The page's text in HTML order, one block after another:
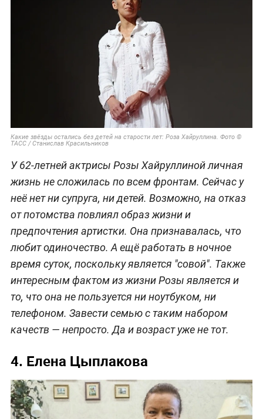
Какие звёзды остались без детей на старости лет: Роза Хайруллина. Фото ©
ТАСС / Станислав Красильников
У 62-летней актрисы Розы Хайруллиной личная
жизнь не сложилась по всем фронтам. Сейчас у
неё нет ни супруга, ни детей. Возможно, на отказ
от потомства повлиял образ жизни и
предпочтения артистки. Она признавалась, что
любит одиночество. А ещё работать в ночное
время суток, поскольку является "совой". Также
интересным фактом из жизни Розы является и
то, что она не пользуется ни ноутбуком, ни
телефоном. Завести семью с таким набором
качеств — непросто. Да и возраст уже не тот.
4. Елена Цыплакова